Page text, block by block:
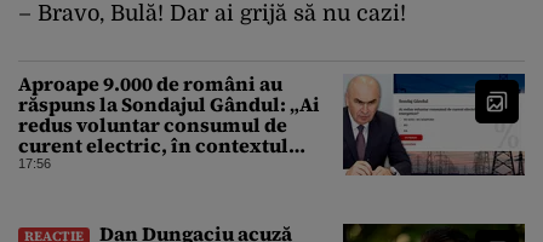
– Bravo, Bulă! Dar ai grijă să nu cazi!
Aproape 9.000 de români au
răspuns la Sondajul Gândul: „Ai
redus voluntar consumul de
curent electric, în contextul
crizei energetice?” Rezultatul a
17:56
REACȚIE
Dan Dungaciu acuză